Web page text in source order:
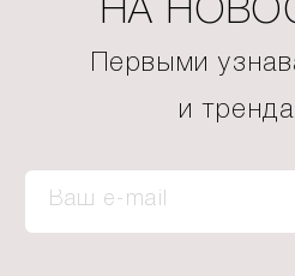
НА
Первыми
и